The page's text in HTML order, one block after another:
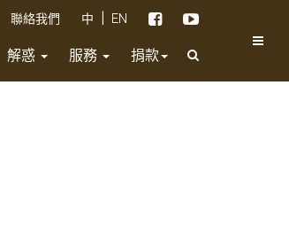
聯絡我們 中 EN
解惑 服務 捐款